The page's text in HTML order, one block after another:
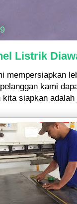
Listrik
mempersiapkan
kami
kita siapkan adalah